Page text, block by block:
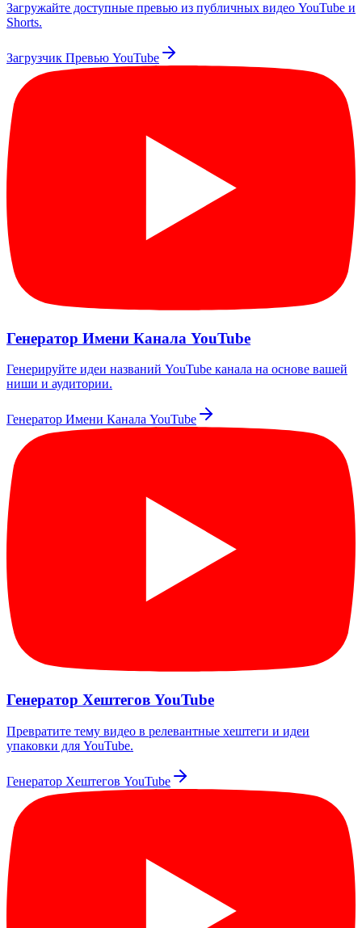
Загружайте доступные превью из публичных видео YouTube и
Shorts.
Загрузчик Превью YouTube
Генератор Имени Канала YouTube
Генерируйте идеи названий YouTube канала на основе вашей
ниши и аудитории.
Генератор Имени Канала YouTube
Генератор Хештегов YouTube
Превратите тему видео в релевантные хештеги и идеи
упаковки для YouTube.
Генератор Хештегов YouTube